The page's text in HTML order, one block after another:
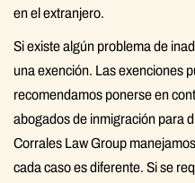
en el extranjero.
Si existe algún problema de
una exención. Las exenciones
recomendamos ponerse en
abogados de inmigración para
Corrales Law Group
cada caso es diferente. Si se